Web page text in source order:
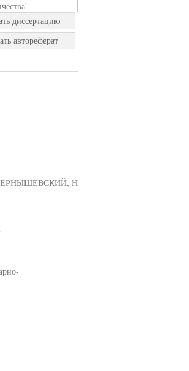
диссертацию
автореферат
Н